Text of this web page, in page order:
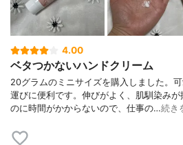
4.00
ベタつかないハンドクリーム
20グラムのミニサイズを購入しました。
運びに便利です。伸びがよく、肌馴染み
のに時間がかからないので、仕事の…続き